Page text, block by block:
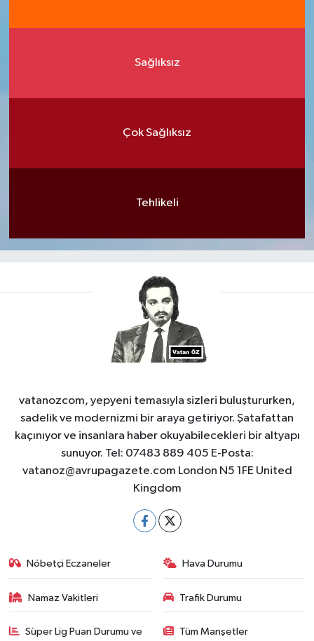
Sağlıksız
Çok Sağlıksız
Tehlikeli
vatanozcom, yepyeni temasıyla sizleri buluştururken,
sadelik ve modernizmi bir araya getiriyor. Şatafattan
kaçınıyor ve insanlara haber okuyabilecekleri bir altyapı
sunuyor. Tel: 07483 889 405 E-Posta:
vatanoz@avrupagazete.com London N5 1FE United
Kingdom
Nöbetçi Eczaneler Hava Durumu
Namaz Vakitleri Trafik Durumu
Süper Lig Puan Durumu ve Tüm Manşetler